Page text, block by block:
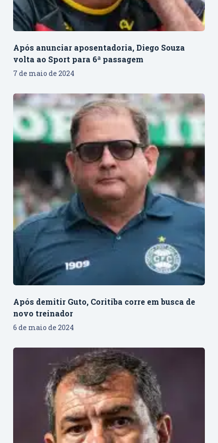
Após anunciar aposentadoria, Diego Souza
volta ao Sport para 6ª passagem
7 de maio de 2024
Após demitir Guto, Coritiba corre em busca de
novo treinador
6 de maio de 2024